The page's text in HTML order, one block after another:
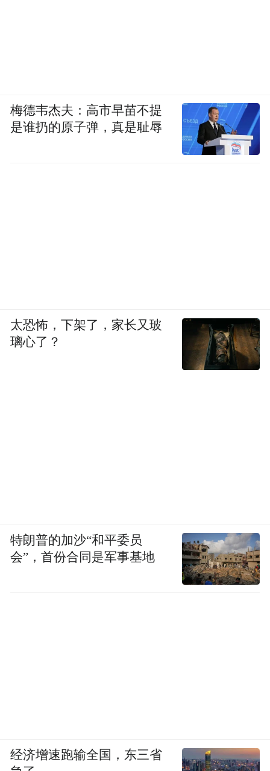
梅德韦杰夫：高市早苗不提
是谁扔的原子弹，真是耻辱
太恐怖，下架了，家长又玻
璃心了？
特朗普的加沙“和平委员
会”，首份合同是军事基地
经济增速跑输全国，东三省